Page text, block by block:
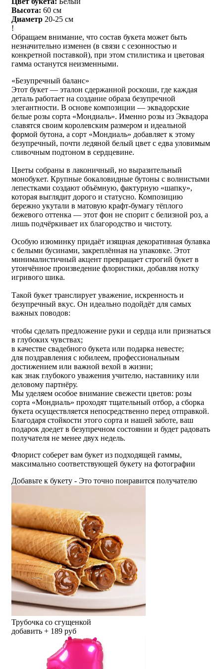
Высота: 60 см
Диаметр 20-25 см
!
Обращаем внимание, что состав букета может быть
незначительно изменен (в связи с сезонностью и
конкретной поставкой), при этом стилистика и цветовая
гамма останутся неизменными.
«Безупречный баланс»
Этот букет — эталон сдержанной роскоши, где каждая
деталь работает на создание образа безупречной
элегантности. В основе композиции — эквадорские
белые розы сорта «Мондиаль». Именно розы из Эквадора
славятся своим королевским размером и идеальной
формой бутона, а сорт «Мондиаль» добавляет к этому
безупречный, почти ледяной белый цвет с едва уловимым
сливочным подтоном в сердцевине.
Цветы собраны в лаконичный, но выразительный
монобукет. Крупные бокаловидные бутоны с волнистыми
лепестками создают объёмную, фактурную «шапку»,
которая выглядит дорого и статусно. Композицию
бережно укутали в матовую крафт-бумагу тёплого
бежевого оттенка — этот фон не спорит с белизной роз, а
лишь подчёркивает их благородство и чистоту.
Особую изюминку придаёт изящная декоративная булавка
с белыми бусинами, закреплённая на упаковке. Этот
минималистичный акцент превращает строгий букет в
утончённое произведение флористики, добавляя нотку
игривого шика.
Такой букет транслирует уважение, искренность и
безупречный вкус. Он идеально подойдёт для самых
важных поводов:
чтобы сделать предложение руки и сердца или признаться
в глубоких чувствах;
в качестве свадебного букета или подарка невесте;
для поздравления с юбилеем, профессиональным
достижением или важной вехой в жизни;
как знак глубокого уважения учителю, наставнику или
деловому партнёру.
Мы уделяем особое внимание свежести цветов: розы
сорта «Мондиаль» проходят тщательный отбор, а сборка
букета осуществляется непосредственно перед отправкой.
Благодаря стойкости этого сорта и нашей заботе, ваш
подарок доедет в безупречном состоянии и будет радовать
получателя не менее двух недель.
Флорист соберет вам букет из подходящей гаммы,
максимально соответствующей букету на фотографии
Добавьте к букету - Это точно понравится получателю
Трубочка со сгущенкой
добавить + 189 руб